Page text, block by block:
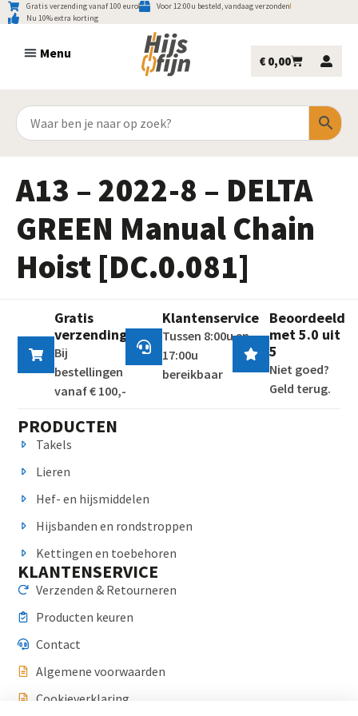
Gratis verzending vanaf 100 euro
Voor 12:00u besteld, vandaag verzonden
Nu 10% extra korting
€ 0,00
A13 – 2022-8 – DELTA
GREEN Manual Chain
Hoist [DC.0.081]
Gratis
verzending
Bij
bestellingen
vanaf € 100,-
Klantenservice
Tussen 8:00u en
17:00u
bereikbaar
Beoordeeld
met 5.0 uit
5
Niet goed?
Geld terug.
PRODUCTEN
Takels
Lieren
Hef- en hijsmiddelen
Hijsbanden en rondstroppen
Kettingen en toebehoren
KLANTENSERVICE
Verzenden & Retourneren
Producten keuren
Contact
Algemene voorwaarden
Cookieverklaring